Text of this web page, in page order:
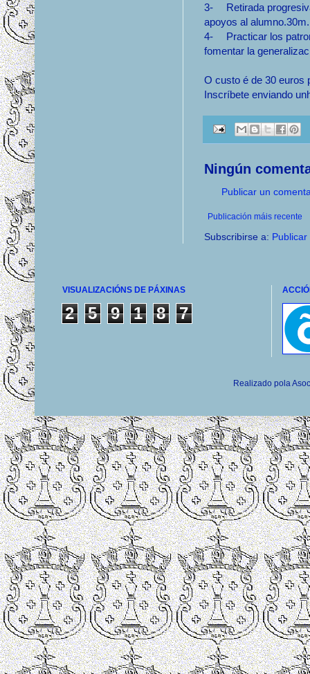
3-
Retirada
apoyos al alumno.30m.
4-
Practicar los
fomentar la
O custo é de 30 euros
Inscríbete enviando
Ningún
Publicar un
Publicación máis recente
Subscribirse a:
VISUALIZACIÓNS DE PÁXINAS
2 5 9 1 8 7
Realizado pola